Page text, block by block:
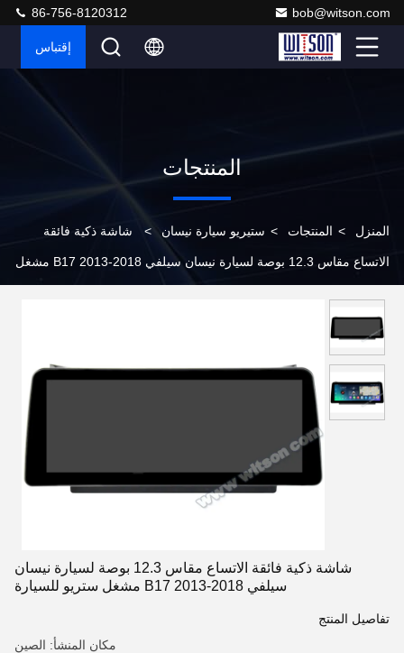
bob@witson.com
86-756-8120312
إقتباس
المنتجات
المنزل > المنتجات > ستيريو سيارة نيسان > شاشة ذكية فائقة
الاتساع مقاس 12.3 بوصة لسيارة نيسان سيلفي B17 2013-2018 مشغل
شاشة ذكية فائقة الاتساع مقاس 12.3 بوصة لسيارة نيسان
سيلفي B17 2013-2018 مشغل ستريو للسيارة
تفاصيل المنتج
مكان المنشأ: الصين